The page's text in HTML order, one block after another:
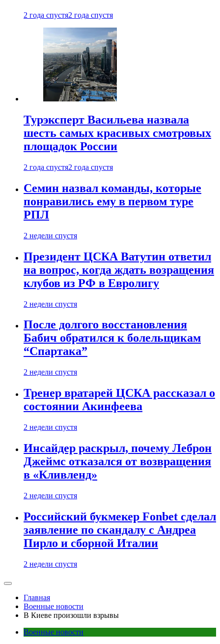
2 года спустя2 года спустя
Турэксперт Васильева назвала
шесть самых красивых смотровых
площадок России
2 года спустя2 года спустя
Семин назвал команды, которые
понравились ему в первом туре
РПЛ
2 недели спустя
Президент ЦСКА Ватутин ответил
на вопрос, когда ждать возращения
клубов из РФ в Евролигу
2 недели спустя
После долгого восстановления
Бабич обратился к болельщикам
“Спартака”
2 недели спустя
Тренер вратарей ЦСКА рассказал о
состоянии Акинфеева
2 недели спустя
Инсайдер раскрыл, почему Леброн
Джеймс отказался от возвращения
в «Кливленд»
2 недели спустя
Российский букмекер Fonbet сделал
заявление по скандалу с Андреа
Пирло и сборной Италии
2 недели спустя
Главная
Военные новости
В Киеве произошли взрывы
Военные новости